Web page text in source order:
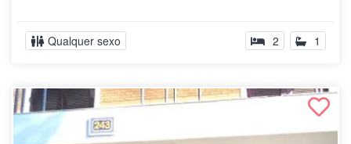
Qualquer sexo 2 1